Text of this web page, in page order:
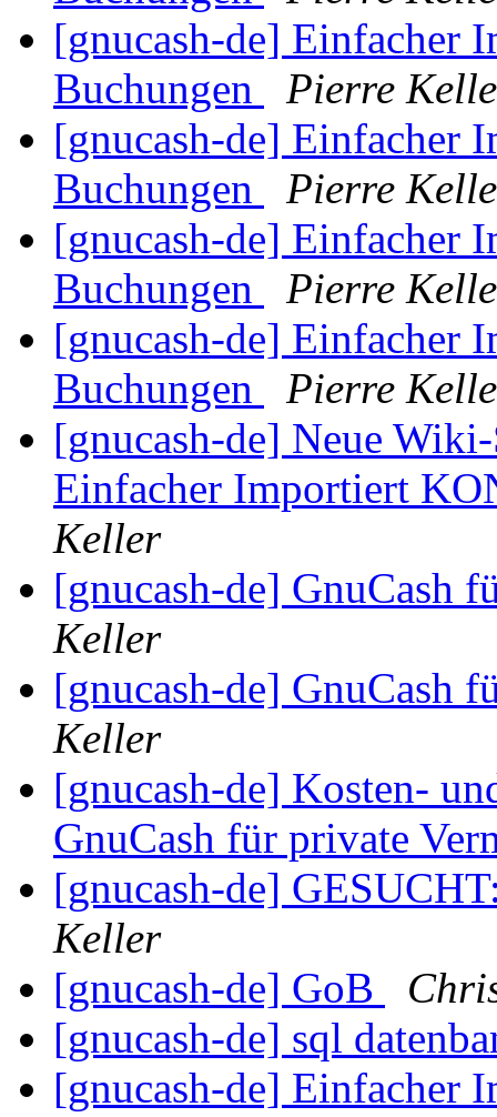
[gnucash-de] Einfacher
Buchungen
Pierre
[gnucash-de] Einfacher
Buchungen
Pierre
[gnucash-de] Einfacher
Buchungen
Pierre
[gnucash-de] Einfacher
Buchungen
Pierre
[gnucash-de] Neue
Einfacher Importiert
Keller
[gnucash-de] GnuCash
Keller
[gnucash-de] GnuCash
Keller
[gnucash-de] Kosten-
GnuCash für private
[gnucash-de]
Keller
[gnucash-de] GoB
[gnucash-de] sql
[gnucash-de] Einfacher